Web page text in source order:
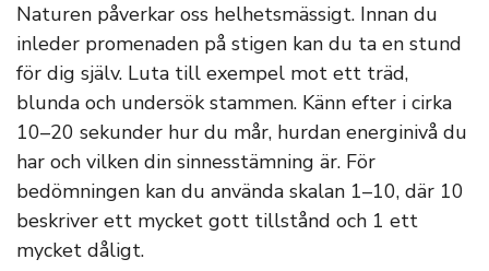
Naturen påverkar oss helhetsmässigt. Innan du
inleder promenaden på stigen kan du ta en stund
för dig själv. Luta till exempel mot ett träd,
blunda och undersök stammen. Känn efter i cirka
10–20 sekunder hur du mår, hurdan energinivå du
har och vilken din sinnesstämning är. För
bedömningen kan du använda skalan 1–10, där 10
beskriver ett mycket gott tillstånd och 1 ett
mycket dåligt.